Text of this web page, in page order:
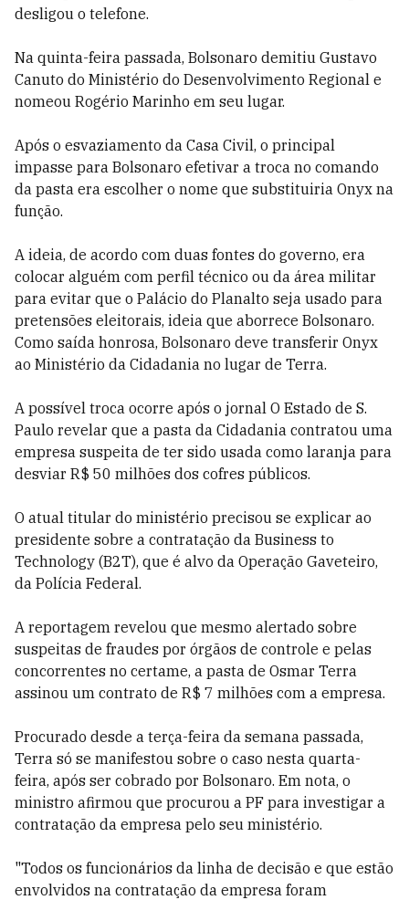
desligou o telefone.
Na quinta-feira passada, Bolsonaro demitiu Gustavo
Canuto do Ministério do Desenvolvimento Regional e
nomeou Rogério Marinho em seu lugar.
Após o esvaziamento da Casa Civil, o principal
impasse para Bolsonaro efetivar a troca no comando
da pasta era escolher o nome que substituiria Onyx na
função.
A ideia, de acordo com duas fontes do governo, era
colocar alguém com perfil técnico ou da área militar
para evitar que o Palácio do Planalto seja usado para
pretensões eleitorais, ideia que aborrece Bolsonaro.
Como saída honrosa, Bolsonaro deve transferir Onyx
ao Ministério da Cidadania no lugar de Terra.
A possível troca ocorre após o jornal O Estado de S.
Paulo revelar que a pasta da Cidadania contratou uma
empresa suspeita de ter sido usada como laranja para
desviar R$ 50 milhões dos cofres públicos.
O atual titular do ministério precisou se explicar ao
presidente sobre a contratação da Business to
Technology (B2T), que é alvo da Operação Gaveteiro,
da Polícia Federal.
A reportagem revelou que mesmo alertado sobre
suspeitas de fraudes por órgãos de controle e pelas
concorrentes no certame, a pasta de Osmar Terra
assinou um contrato de R$ 7 milhões com a empresa.
Procurado desde a terça-feira da semana passada,
Terra só se manifestou sobre o caso nesta quarta-
feira, após ser cobrado por Bolsonaro. Em nota, o
ministro afirmou que procurou a PF para investigar a
contratação da empresa pelo seu ministério.
"Todos os funcionários da linha de decisão e que estão
envolvidos na contratação da empresa foram